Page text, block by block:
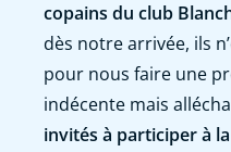
copains du club
dès notre arrivée, ils
pour nous faire une
indécente mais
invités à participer à